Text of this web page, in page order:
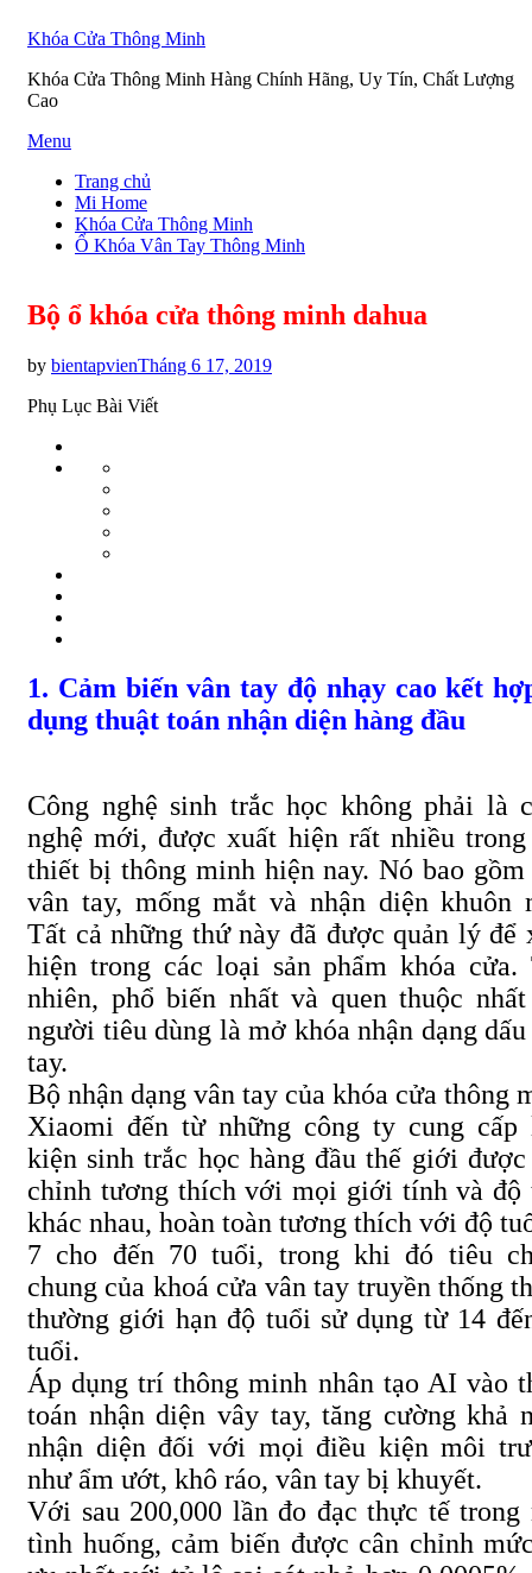
Khóa Cửa Thông Minh
Khóa Cửa Thông Minh Hàng Chính Hãng, Uy Tín, Chất Lượng
Cao
Skip
content
Menu
Trang chủ
Mi Home
Khóa Cửa Thông Minh
Ổ Khóa Vân Tay Thông Minh
Bộ ổ khóa cửa thông minh dahua
by bientapvienPosted
Tháng 6 17, 2019
Phụ Lục Bài Viết
1. Cảm biến vân tay độ nhạy cao kết
dụng thuật toán nhận diện hàng đầu
Công nghệ sinh trắc học không phải là
nghệ mới, được xuất hiện rất nhiều trong
thiết bị thông minh hiện nay. Nó bao gồm
vân tay, mống mắt và nhận diện khuôn
Tất cả những thứ này đã được quản lý để
hiện trong các loại sản phẩm khóa cửa.
nhiên, phổ biến nhất và quen thuộc
người tiêu dùng là mở khóa nhận dạng
tay.
Bộ nhận dạng vân tay của khóa cửa thông
Xiaomi đến từ những công ty cung cấp
kiện sinh trắc học hàng đầu thế giới được
chỉnh tương thích với mọi giới tính và độ
khác nhau, hoàn toàn tương thích với độ
7 cho đến 70 tuổi, trong khi đó tiêu
chung của khoá cửa vân tay truyền thống
thường giới hạn độ tuổi sử dụng từ 14
tuổi.
Áp dụng trí thông minh nhân tạo AI vào
toán nhận diện vây tay, tăng cường khả
nhận diện đối với mọi điều kiện môi
như ẩm ướt, khô ráo, vân tay bị khuyết.
Với sau 200,000 lần đo đạc thực tế trong
tình huống, cảm biến được cân chỉnh